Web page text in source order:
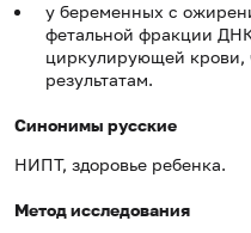
у беременных с
фетальной фракции
циркулирующей крови,
результатам.
Синонимы русские
НИПТ, здоровье ребенка.
Метод исследования